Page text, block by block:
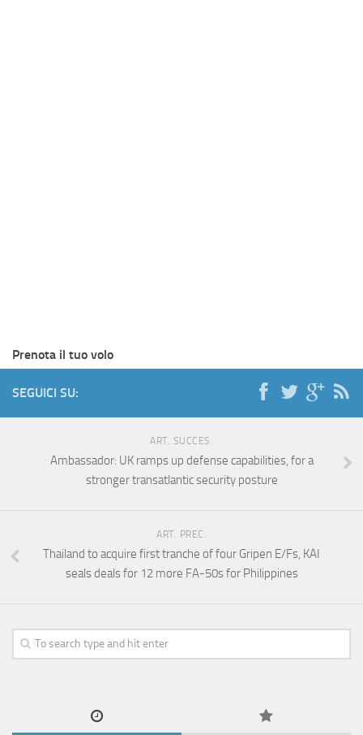
Prenota il tuo volo
SEGUICI SU:
ART. SUCCES.
Ambassador: UK ramps up defense capabilities, for a
stronger transatlantic security posture
ART. PREC.
Thailand to acquire first tranche of four Gripen E/Fs, KAI
seals deals for 12 more FA-50s for Philippines